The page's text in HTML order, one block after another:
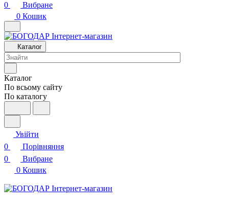
0
Вибране
0 Кошик
Каталог
Каталог
По всьому сайту
По каталогу
Увійти
0
Порівняння
0
Вибране
0 Кошик